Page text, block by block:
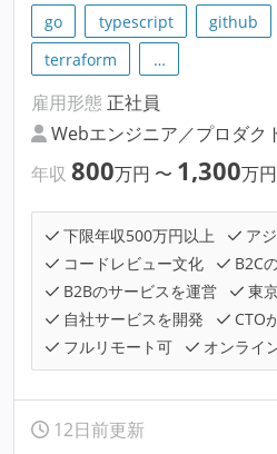
go typescript github
terraform
…
雇用形態 正社員
Webエンジニア／プロダク
年収 800万円 〜 1,300万円
下限年収500万円以上
ア
コードレビュー文化
B2C
B2Bのサービスを運営
東
自社サービスを開発
CTO
フルリモート可
オンライ
12日前更新